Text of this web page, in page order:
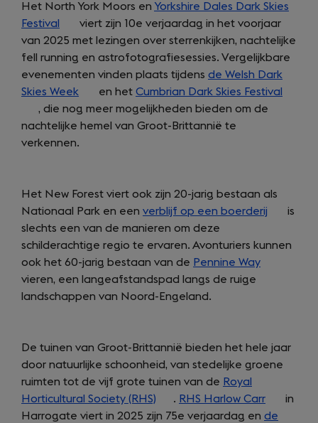
Het North York Moors en Yorkshire Dales Dark Skies
Festival
(opens
in
a
new
tab)
viert zijn 10e verjaardag in het voorjaar
van 2025 met lezingen over sterrenkijken, nachtelijke
fell running en astrofotografiesessies. Vergelijkbare
evenementen vinden plaats tijdens de Welsh Dark
Skies Week (opens
in
a
en het Cumbrian Dark Skies Festival
, die nog meer mogelijkheden bieden om de
nachtelijke hemel van Groot-Brittannië te
verkennen.
Het New Forest viert ook zijn 20-jarig bestaan als
Nationaal Park en een verblijf op een boerderij (opens
a
is
slechts een van de manieren om deze
schilderachtige regio te ervaren. Avonturiers kunnen
ook het 60-jarig bestaan van de Pennine Way
vieren, een langeafstandspad langs de ruige
landschappen van Noord-Engeland.
De tuinen van Groot-Brittannië bieden het hele jaar
door natuurlijke schoonheid, van stedelijke groene
ruimten tot de vijf grote tuinen van de Royal
Horticultural Society (RHS) (opens
in
. RHS Harlow Carr (opens
in
in
Harrogate viert in 2025 zijn 75e verjaardag en de